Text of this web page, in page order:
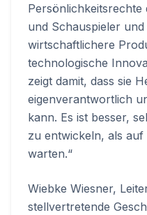
Persönlichkeitsrechte
und Schauspieler
wirtschaftlichere
technologische
zeigt damit, dass sie
eigenverantwortlich
kann. Es ist besser,
zu entwickeln, als
warten.“
Wiebke Wiesner,
stellvertretende